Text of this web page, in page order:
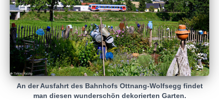
An der Ausfahrt des Bahnhofs Ottnang-Wolfsegg findet
man diesen wunderschön dekorierten Garten.